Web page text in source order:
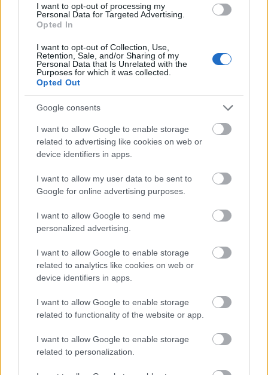
I want to opt-out of processing my
Personal Data for Targeted Advertising.
Opted In
I want to opt-out of Collection, Use,
Retention, Sale, and/or Sharing of my
Personal Data that Is Unrelated with the
Purposes for which it was collected.
Opted Out
Google consents
I want to allow Google to enable storage
related to advertising like cookies on web or
device identifiers in apps.
I want to allow my user data to be sent to
Google for online advertising purposes.
I want to allow Google to send me
personalized advertising.
I want to allow Google to enable storage
related to analytics like cookies on web or
device identifiers in apps.
I want to allow Google to enable storage
related to functionality of the website or app.
I want to allow Google to enable storage
related to personalization.
La llegada de Marcelino ha mejorado radicalmente el juego
y resultados del Athletic y también la confianza de algunos
jugadores que no estaban contando para Garitano, como
Unai López. El mediocentro ha sido titular en los dos
últimos partidos de Liga en los que ha sumado 16 puntos en
En lo que llevamos de temporada ha marcado 3 goles y
lleva una media de 5,73 puntos en Comunio y 7,05 en
SofaScore. Es baja para la jornada 25 por acumulación de
amonestaciones.
Sergi Guardiola (Valladolid, delantero, 1.870.000)
físicos y ha vuelto al once titular blanquivioleta, siendo de la
partida en los dos últimos encuentros ligueros. Su media de
puntos es de 3,3, baja para un delantero, pero hay pocos
que sean titulares y valgan menos de 2 millones.
Muchos jugadores llegaron a
pero sólo unos pocos están
mereciendo la pena en Comunio,